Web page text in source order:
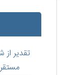
تقدیر